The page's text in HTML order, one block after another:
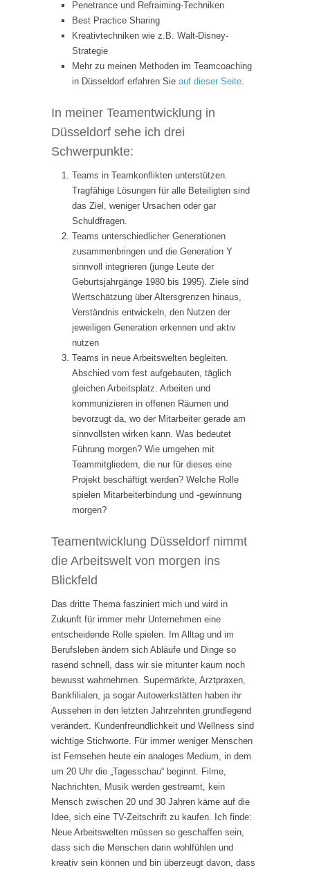
Penetrance und Refraiming-Techniken
Best Practice Sharing
Kreativtechniken wie z.B. Walt-Disney-
Strategie
Mehr zu meinen Methoden im Teamcoaching
in Düsseldorf erfahren Sie auf dieser Seite.
In meiner Teamentwicklung in
Düsseldorf sehe ich drei
Schwerpunkte:
Teams in Teamkonflikten unterstützen.
Tragfähige Lösungen für alle Beteiligten sind
das Ziel, weniger Ursachen oder gar
Schuldfragen.
Teams unterschiedlicher Generationen
zusammenbringen und die Generation Y
sinnvoll integrieren (junge Leute der
Geburtsjahrgänge 1980 bis 1995). Ziele sind
Wertschätzung über Altersgrenzen hinaus,
Verständnis entwickeln, den Nutzen der
jeweiligen Generation erkennen und aktiv
nutzen
Teams in neue Arbeitswelten begleiten.
Abschied vom fest aufgebauten, täglich
gleichen Arbeitsplatz. Arbeiten und
kommunizieren in offenen Räumen und
bevorzugt da, wo der Mitarbeiter gerade am
sinnvollsten wirken kann. Was bedeutet
Führung morgen? Wie umgehen mit
Teammitgliedern, die nur für dieses eine
Projekt beschäftigt werden? Welche Rolle
spielen Mitarbeiterbindung und -gewinnung
morgen?
Teamentwicklung Düsseldorf nimmt
die Arbeitswelt von morgen ins
Blickfeld
Das dritte Thema fasziniert mich und wird in
Zukunft für immer mehr Unternehmen eine
entscheidende Rolle spielen. Im Alltag und im
Berufsleben ändern sich Abläufe und Dinge so
rasend schnell, dass wir sie mitunter kaum noch
bewusst wahrnehmen. Supermärkte, Arztpraxen,
Bankfilialen, ja sogar Autowerkstätten haben ihr
Aussehen in den letzten Jahrzehnten grundlegend
verändert. Kundenfreundlichkeit und Wellness sind
wichtige Stichworte. Für immer weniger Menschen
ist Fernsehen heute ein analoges Medium, in dem
um 20 Uhr die „Tagesschau“ beginnt. Filme,
Nachrichten, Musik werden gestreamt, kein
Mensch zwischen 20 und 30 Jahren käme auf die
Idee, sich eine TV-Zeitschrift zu kaufen. Ich finde:
Neue Arbeitswelten müssen so geschaffen sein,
dass sich die Menschen darin wohlfühlen und
kreativ sein können und bin überzeugt davon, dass